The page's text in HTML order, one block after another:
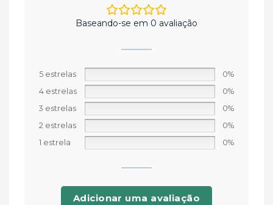
Baseando-se em 0 avaliação
5 estrelas
0%
4 estrelas
0%
3 estrelas
0%
2 estrelas
0%
1 estrela
0%
Adicionar uma avaliação